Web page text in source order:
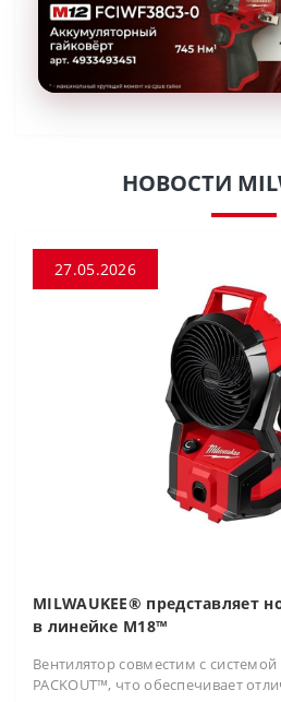
НОВОСТИ
27.05.2026
MILWAUKEE® представляет
в линейке M18™
Вентилятор совместим с системой
PACKOUT™, что обеспечивает